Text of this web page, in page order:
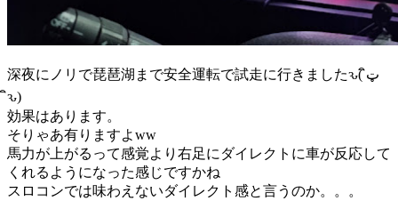
深夜にノリで琵琶湖まで安全運転で試走に行きましたԅ( ิټ
ิԅ)
効果はあります。
そりゃあ有りますよww
馬力が上がるって感覚より右足にダイレクトに車が反応して
くれるようになった感じですかね
スロコンでは味わえないダイレクト感と言うのか。。。